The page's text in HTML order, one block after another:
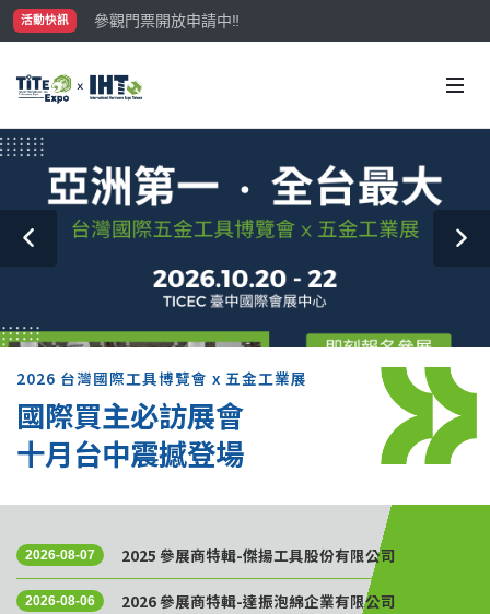
活動快訊
參觀門票開放申請中‼️
最大規模台灣五金展TiTE x IHT，2026/10/20-22與您在臺
2026 台灣國際工具博覽會 x 五金工業展
國際買主必訪展會
十月台中震撼登場
2026-08-07 2025 參展商特輯-傑揚工具股份有限公司
2026-08-06 2026 參展商特輯-達振泡綿企業有限公司